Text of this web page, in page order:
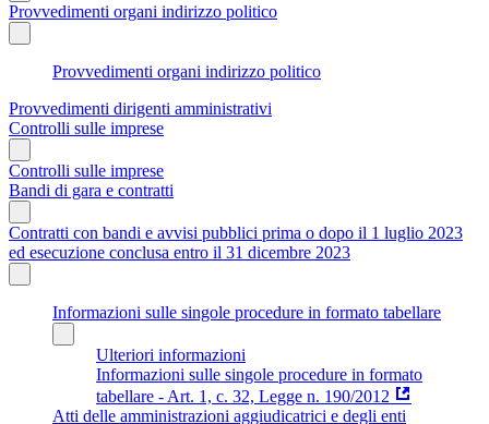
Provvedimenti organi indirizzo politico
Provvedimenti organi indirizzo politico
Provvedimenti dirigenti amministrativi
Controlli sulle imprese
Controlli sulle imprese
Bandi di gara e contratti
Contratti con bandi e avvisi pubblici prima o dopo il 1 luglio 2023
ed esecuzione conclusa entro il 31 dicembre 2023
Informazioni sulle singole procedure in formato tabellare
Ulteriori informazioni
Informazioni sulle singole procedure in formato
tabellare - Art. 1, c. 32, Legge n. 190/2012
Atti delle amministrazioni aggiudicatrici e degli enti